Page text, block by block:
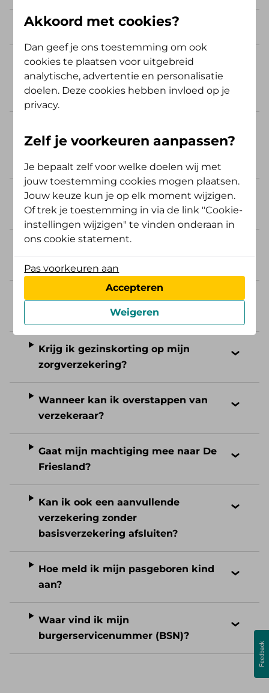
Tot wanneer kan ik mij aanmelden?
Worden mijn partner en kinderen
automatisch met mij
meeverzekerd?
een aanvullende verzekering of
tandartsverzekering?
Word ik geaccepteerd voor de
basisverzekering?
nieuwe verzekering?
Heb ik recht op een collectieve
Krijg ik gezinskorting op mijn
zorgverzekering?
Wanneer kan ik overstappen van
verzekeraar?
Gaat mijn machtiging mee naar De
Friesland?
Kan ik ook een aanvullende
verzekering zonder
basisverzekering afsluiten?
Hoe meld ik mijn pasgeboren kind
aan?
Waar vind ik mijn
burgerservicenummer (BSN)?
Akkoord met cookies?
Dan geef je ons toestemming om ook
cookies te plaatsen voor uitgebreid
analytische, advertentie en personalisatie
doelen. Deze cookies hebben invloed op je
privacy.
Zelf je voorkeuren aanpassen?
Je bepaalt zelf voor welke doelen wij met
jouw toestemming cookies mogen plaatsen.
Jouw keuze kun je op elk moment wijzigen.
Of trek je toestemming in via de link "Cookie-
instellingen wijzigen" te vinden onderaan in
ons cookie statement.
Pas voorkeuren aan
Accepteren
Weigeren